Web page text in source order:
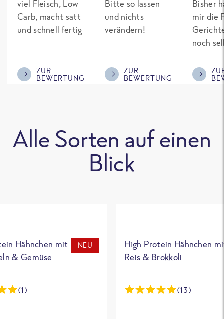
viel Fleisch, Low
Carb, macht satt
und schnell fertig
ZUR
BEWERTUNG
Bitte so lassen
und nichts
verändern!
ZUR
BEWERTUNG
Bisher
mir die
noch
Eiweiß.
was
Alle Sorten auf einen
Blick
Hähnchen mit
& Gemüse
NEU
(1)
High Protein Hähnchen
Reis & Brokkoli
(13)